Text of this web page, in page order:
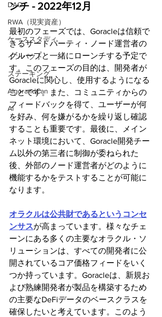
DAO
RWA（現実資産）
ケーススタディ
インパクト
ステーキング
AlgorandCan
AI
ンチ - 2022年12月
最初のフェーズでは、Goracleは信頼で
きるサードパーティ・ノード運営者の
グループと一緒にローンチする予定で
す。このフェーズの目的は、開発者が
Goracleに関心し、使用するようになる
ことです。また、コミュニティからの
フィードバックを得て、ユーザーが何
を好み、何を嫌がるかを繰り返し確認
することも重要です。最後に、メイン
ネット環境において、Goracle開発チー
ム以外の第三者に制御が委ねられた
後、外部のノード運営者がどのように
機能するかをテストすることが可能に
なります。
オラクルは公共財であるというコンセ
ンサスが高まっています。様々なチェ
ーンにある多くの主要なオラクル・ソ
リューションは、すべての開発者に公
開されているコア価格フィードをいく
つか持っています。Goracleは、新規お
よび熟練開発者が製品を構築するため
の主要なDeFiデータのベースクラスを
確保したいと考えています。このよう